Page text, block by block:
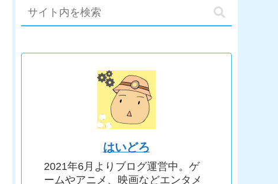
はいどろ
2021年6月よりブログ運営中。ゲ
ームやアニメ、映画などエンタメ